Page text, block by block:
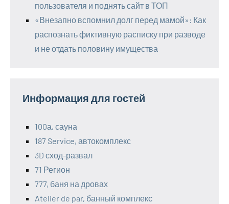
пользователя и поднять сайт в ТОП
«Внезапно вспомнил долг перед мамой»: Как
распознать фиктивную расписку при разводе
и не отдать половину имущества
Информация для гостей
100а, сауна
187 Service, автокомплекс
3D сход-развал
71 Регион
777, баня на дровах
Atelier de par, банный комплекс